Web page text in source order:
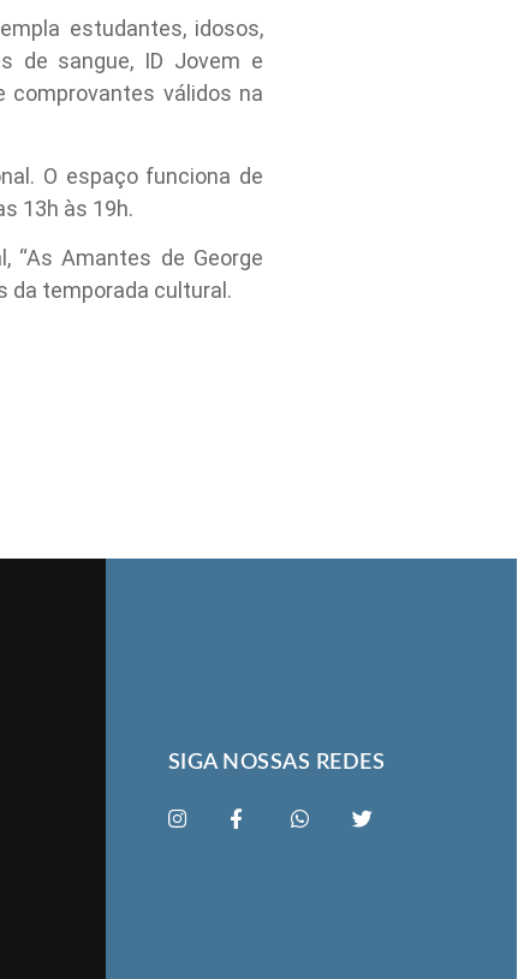
estudantes, idosos,
de sangue, ID Jovem e
comprovantes válidos na
O espaço funciona de
13h às 19h.
“As Amantes de George
da temporada cultural.
SIGA NOSSAS REDES